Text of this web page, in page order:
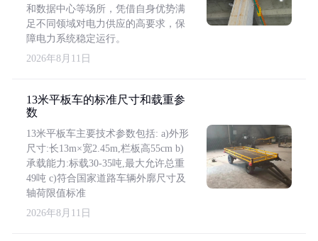
和数据中心等场所，凭借自身优势满
足不同领域对电力供应的高要求，保
障电力系统稳定运行。
2026年8月11日
13米平板车的标准尺寸和载重参
数
13米平板车主要技术参数包括: a)外形
尺寸:长13m×宽2.45m,栏板高55cm b)
承载能力:标载30-35吨,最大允许总重
49吨 c)符合国家道路车辆外廓尺寸及
轴荷限值标准
2026年8月11日